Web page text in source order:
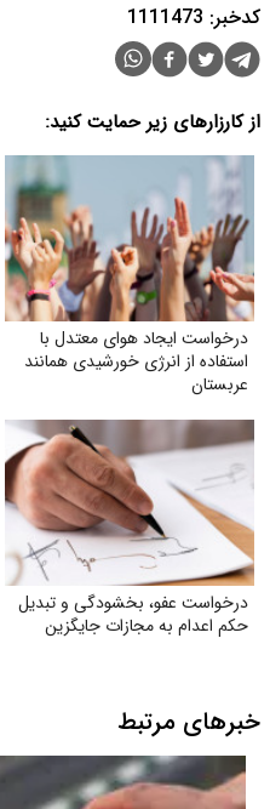
کدخبر: 1111473
از کارزارهای زیر حمایت کنید:
درخواست ایجاد هوای معتدل با
استفاده از انرژی خورشیدی همانند
عربستان
درخواست عفو، بخشودگی و تبدیل
حکم اعدام به مجازات جایگزین
خبرهای مرتبط